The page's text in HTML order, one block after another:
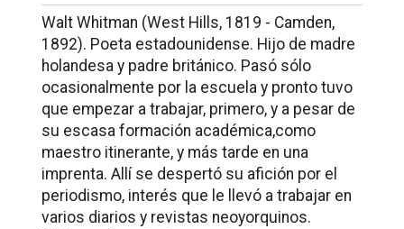
Walt Whitman (West Hills, 1819 - Camden,
1892). Poeta estadounidense. Hijo de madre
holandesa y padre británico. Pasó sólo
ocasionalmente por la escuela y pronto tuvo
que empezar a trabajar, primero, y a pesar de
su escasa formación académica,como
maestro itinerante, y más tarde en una
imprenta. Allí se despertó su afición por el
periodismo, interés que le llevó a trabajar en
varios diarios y revistas neoyorquinos.